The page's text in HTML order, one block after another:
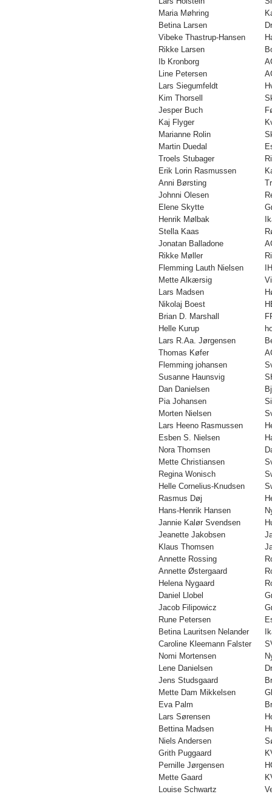
Maria Møhring
Betina Larsen
Vibeke Thastrup-Hansen
Rikke Larsen
Ib Kronborg
Line Petersen
Lars Siegumfeldt
Kim Thorsell
Jesper Buch
Kaj Flyger
Marianne Rolin
Martin Duedal
Troels Stubager
Erik Lorin Rasmussen
Anni Børsting
Johnni Olesen
Elene Skytte
Henrik Mølbak
Stella Kaas
Jonatan Balladone
Rikke Møller
Flemming Lauth Nielsen
Mette Alkærsig
Lars Madsen
Nikolaj Boest
Brian D. Marshall
Helle Kurup
Lars R.Aa. Jørgensen
Thomas Køfer
Flemming johansen
Susanne Haunsvig
Dan Danielsen
Pia Johansen
Morten Nielsen
Lars Heeno Rasmussen
Esben S. Nielsen
Nora Thomsen
Mette Christiansen
Regina Wonisch
Helle Cornelius-Knudsen
Rasmus Døj
Hans-Henrik Hansen
Jannie Kalør Svendsen
Jeanette Jakobsen
Klaus Thomsen
Annette Rossing
Annette Østergaard
Helena Nygaard
Daniel Llobel
Jacob Filipowicz
Rune Petersen
Betina Lauritsen Nelander
Caroline Kleemann Falster
Nomi Mortensen
Lene Danielsen
Jens Studsgaard
Mette Dam Mikkelsen
Eva Palm
Lars Sørensen
Bettina Madsen
Niels Andersen
Grith Puggaard
Pernille Jørgensen
Mette Gaard
Louise Schwartz